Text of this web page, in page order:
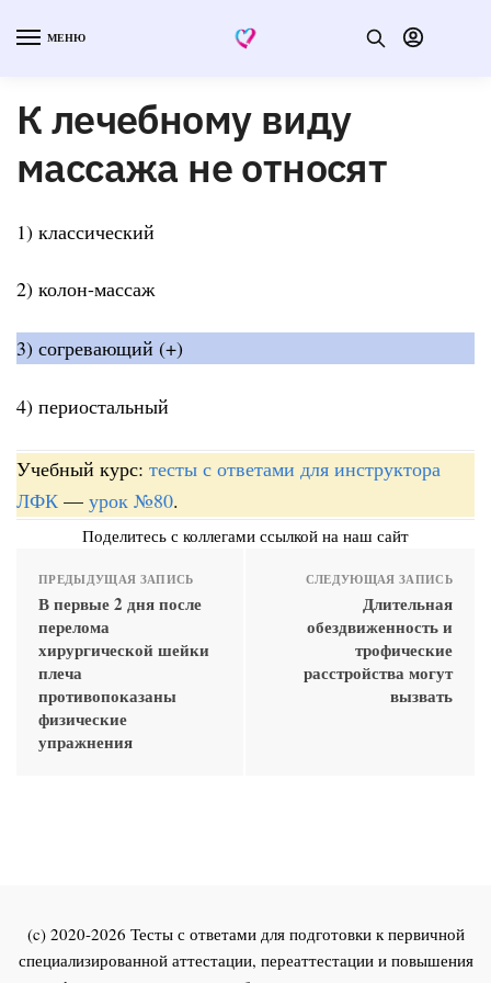
МЕНЮ
К лечебному виду
массажа не относят
1) классический
2) колон-массаж
3) согревающий (+)
4) периостальный
Учебный курс: тесты с ответами для инструктора
ЛФК — урок №80.
Поделитесь с коллегами ссылкой на наш сайт
ПРЕДЫДУЩАЯ ЗАПИСЬ
В первые 2 дня после
перелома
хирургической шейки
плеча
противопоказаны
физические
упражнения
СЛЕДУЮЩАЯ ЗАПИСЬ
Длительная
обездвиженность и
трофические
расстройства могут
вызвать
(c) 2020-2026 Тесты с ответами для подготовки к первичной
специализированной аттестации, переаттестации и повышения